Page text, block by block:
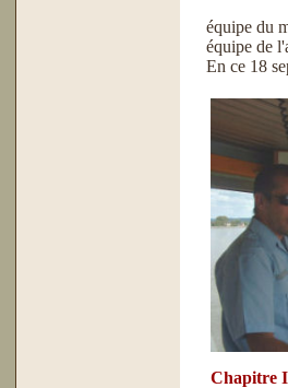
équipe
équipe de
En ce 18
Chapitre